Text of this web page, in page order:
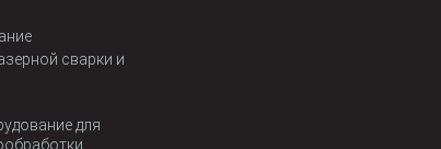
сварки и
для